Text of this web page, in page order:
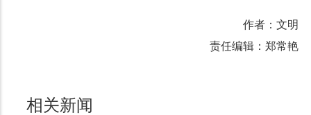
作者：文明
责任编辑：郑常艳
相关新闻